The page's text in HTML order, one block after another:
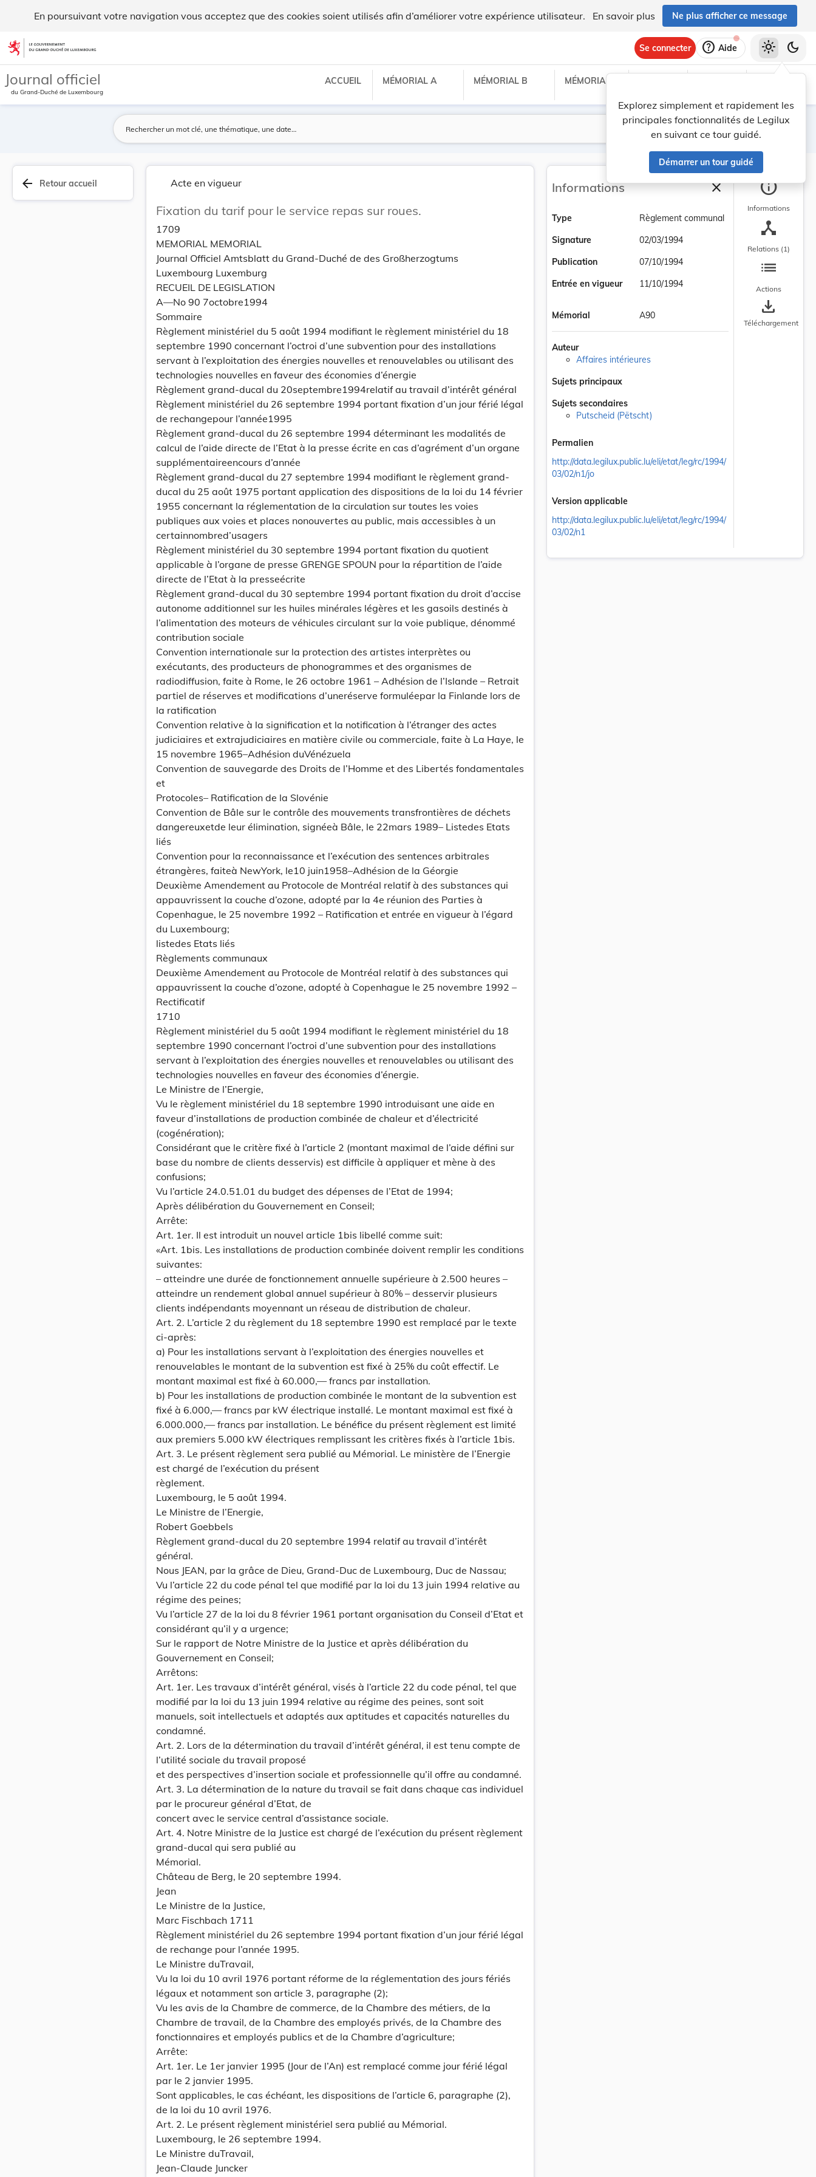
En poursuivant votre navigation vous acceptez que des cookies soient utilisés afin d’améliorer votre expérience utilisateur. En savoir plus Ne plus afficher ce message
Aller au contenu
Se connecter help Aide
Explorez simplement et rapidement les
principales fonctionnalités de Legilux
en suivant ce tour guidé.
Démarrer un tour guidé
light_mode dark_mode
Journal officiel
du Grand-Duché de Luxembourg
ACCUEIL MÉMORIAL A MÉMORIAL B MÉMORIAL C
Lancer la recherche
Filtres
arrow_back Retour accueil Acte en vigueur
Fixation du tarif pour le service repas sur roues.
1709
MEMORIAL MEMORIAL
Journal Officiel Amtsblatt du Grand-Duché de des Großherzogtums
Luxembourg Luxemburg
RECUEIL DE LEGISLATION
A—No 90 7octobre1994
Sommaire
Règlement ministériel du 5 août 1994 modifiant le règlement ministériel du 18
septembre 1990 concernant l’octroi d’une subvention pour des installations
servant à l’exploitation des énergies nouvelles et renouvelables ou utilisant des
technologies nouvelles en faveur des économies d’énergie
Règlement grand-ducal du 20septembre1994relatif au travail d’intérêt général
Règlement ministériel du 26 septembre 1994 portant fixation d’un jour férié légal
de rechangepour l’année1995
Règlement grand-ducal du 26 septembre 1994 déterminant les modalités de
calcul de l’aide directe de l’Etat à la presse écrite en cas d’agrément d’un organe
supplémentaireencours d’année
Règlement grand-ducal du 27 septembre 1994 modifiant le règlement grand-
ducal du 25 août 1975 portant application des dispositions de la loi du 14 février
1955 concernant la réglementation de la circulation sur toutes les voies
publiques aux voies et places nonouvertes au public, mais accessibles à un
certainnombred’usagers
Règlement ministériel du 30 septembre 1994 portant fixation du quotient
applicable à l’organe de presse GRENGE SPOUN pour la répartition de l’aide
directe de l’Etat à la presseécrite
Règlement grand-ducal du 30 septembre 1994 portant fixation du droit d’accise
autonome additionnel sur les huiles minérales légères et les gasoils destinés à
l’alimentation des moteurs de véhicules circulant sur la voie publique, dénommé
contribution sociale
Convention internationale sur la protection des artistes interprètes ou
exécutants, des producteurs de phonogrammes et des organismes de
radiodiffusion, faite à Rome, le 26 octobre 1961 – Adhésion de l’Islande – Retrait
partiel de réserves et modifications d’uneréserve formuléepar la Finlande lors de
la ratification
Convention relative à la signification et la notification à l’étranger des actes
judiciaires et extrajudiciaires en matière civile ou commerciale, faite à La Haye, le
15 novembre 1965–Adhésion duVénézuela
Convention de sauvegarde des Droits de l’Homme et des Libertés fondamentales
et
Protocoles– Ratification de la Slovénie
Convention de Bâle sur le contrôle des mouvements transfrontières de déchets
dangereuxetde leur élimination, signéeà Bâle, le 22mars 1989– Listedes Etats
liés
Convention pour la reconnaissance et l’exécution des sentences arbitrales
étrangères, faiteà NewYork, le10 juin1958–Adhésion de la Géorgie
Deuxième Amendement au Protocole de Montréal relatif à des substances qui
appauvrissent la couche d’ozone, adopté par la 4e réunion des Parties à
Copenhague, le 25 novembre 1992 – Ratification et entrée en vigueur à l’égard
du Luxembourg;
listedes Etats liés
Règlements communaux
Deuxième Amendement au Protocole de Montréal relatif à des substances qui
appauvrissent la couche d’ozone, adopté à Copenhague le 25 novembre 1992 –
Rectificatif
1710
Règlement ministériel du 5 août 1994 modifiant le règlement ministériel du 18
septembre 1990 concernant l’octroi d’une subvention pour des installations
servant à l’exploitation des énergies nouvelles et renouvelables ou utilisant des
technologies nouvelles en faveur des économies d’énergie.
Le Ministre de l’Energie,
Vu le règlement ministériel du 18 septembre 1990 introduisant une aide en
faveur d’installations de production combinée de chaleur et d’électricité
(cogénération);
Considérant que le critère fixé à l’article 2 (montant maximal de l’aide défini sur
base du nombre de clients desservis) est difficile à appliquer et mène à des
confusions;
Vu l’article 24.0.51.01 du budget des dépenses de l’Etat de 1994;
Après délibération du Gouvernement en Conseil;
Arrête:
Art. 1er. Il est introduit un nouvel article 1bis libellé comme suit:
«Art. 1bis. Les installations de production combinée doivent remplir les conditions
suivantes:
– atteindre une durée de fonctionnement annuelle supérieure à 2.500 heures –
atteindre un rendement global annuel supérieur à 80% – desservir plusieurs
clients indépendants moyennant un réseau de distribution de chaleur.
Art. 2. L’article 2 du règlement du 18 septembre 1990 est remplacé par le texte
ci-après:
a) Pour les installations servant à l’exploitation des énergies nouvelles et
renouvelables le montant de la subvention est fixé à 25% du coût effectif. Le
montant maximal est fixé à 60.000,— francs par installation.
b) Pour les installations de production combinée le montant de la subvention est
fixé à 6.000,— francs par kW électrique installé. Le montant maximal est fixé à
6.000.000,— francs par installation. Le bénéfice du présent règlement est limité
aux premiers 5.000 kW électriques remplissant les critères fixés à l’article 1bis.
Art. 3. Le présent règlement sera publié au Mémorial. Le ministère de l’Energie
est chargé de l’exécution du présent
règlement.
Luxembourg, le 5 août 1994.
Le Ministre de l’Energie,
Robert Goebbels
Règlement grand-ducal du 20 septembre 1994 relatif au travail d’intérêt
général.
Nous JEAN, par la grâce de Dieu, Grand-Duc de Luxembourg, Duc de Nassau;
Vu l’article 22 du code pénal tel que modifié par la loi du 13 juin 1994 relative au
régime des peines;
Vu l’article 27 de la loi du 8 février 1961 portant organisation du Conseil d’Etat et
considérant qu’il y a urgence;
Sur le rapport de Notre Ministre de la Justice et après délibération du
Gouvernement en Conseil;
Arrêtons:
Art. 1er. Les travaux d’intérêt général, visés à l’article 22 du code pénal, tel que
modifié par la loi du 13 juin 1994 relative au régime des peines, sont soit
manuels, soit intellectuels et adaptés aux aptitudes et capacités naturelles du
condamné.
Art. 2. Lors de la détermination du travail d’intérêt général, il est tenu compte de
l’utilité sociale du travail proposé
et des perspectives d’insertion sociale et professionnelle qu’il offre au condamné.
Art. 3. La détermination de la nature du travail se fait dans chaque cas individuel
par le procureur général d’Etat, de
concert avec le service central d’assistance sociale.
Art. 4. Notre Ministre de la Justice est chargé de l’exécution du présent règlement
grand-ducal qui sera publié au
Mémorial.
Château de Berg, le 20 septembre 1994.
Jean
Le Ministre de la Justice,
Marc Fischbach 1711
Règlement ministériel du 26 septembre 1994 portant fixation d’un jour férié légal
de rechange pour l’année 1995.
Le Ministre duTravail,
Vu la loi du 10 avril 1976 portant réforme de la réglementation des jours fériés
légaux et notamment son article 3, paragraphe (2);
Vu les avis de la Chambre de commerce, de la Chambre des métiers, de la
Chambre de travail, de la Chambre des employés privés, de la Chambre des
fonctionnaires et employés publics et de la Chambre d’agriculture;
Arrête:
Art. 1er. Le 1er janvier 1995 (Jour de l’An) est remplacé comme jour férié légal
par le 2 janvier 1995.
Sont applicables, le cas échéant, les dispositions de l’article 6, paragraphe (2),
de la loi du 10 avril 1976.
Art. 2. Le présent règlement ministériel sera publié au Mémorial.
Luxembourg, le 26 septembre 1994.
Le Ministre duTravail,
Jean-Claude Juncker
Informations closeFermer la barre
Type
Règlement communal
Signature
02/03/1994
Publication
07/10/1994
Entrée en vigueur
11/10/1994
Mémorial A90
Auteur
Affaires intérieures
Sujets principaux
Sujets secondaires
Putscheid (Pëtscht)
Permalien
http://data.legilux.public.lu/eli/etat/leg/rc/1994/
03/02/n1/jo
Version applicable
http://data.legilux.public.lu/eli/etat/leg/rc/1994/
03/02/n1
info
Informations
device_hub
Relations (1)
list
Actions
save_alt
Téléchargement